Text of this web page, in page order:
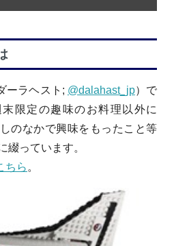
ーラヘスト; @dalahast_jp）で
限定の趣味のお料理以外に
のなかで興味をもったこと等
綴っています。
ちら 。